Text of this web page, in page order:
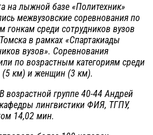
на лыжной базе «Политехник»
межвузовские соревнования по
среди сотрудников вузов
в рамках «Спартакиады
вузов». Соревнования
по возрастным категориям среди
(5 км) и женщин (3 км).
группе 40-44 Андрей
лингвистики ФИЯ, ТГПУ,
14,02 мин.